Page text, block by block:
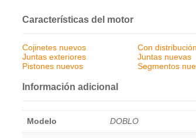
Características del motor
Cojinetes nuevos
Con distribución
Juntas exteriores
Juntas nuevas
Pistones nuevos
Segmentos
Información adicional
Modelo DOBLO